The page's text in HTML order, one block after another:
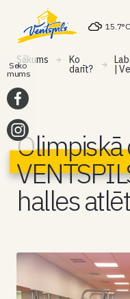
15.7°C
Sākums Ko
darīt? |
Olimpiskā
halles
Seko
mums